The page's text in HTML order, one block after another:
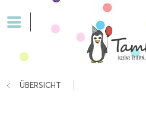
ÜBERSICHT